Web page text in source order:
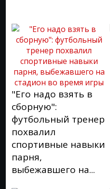
"Его надо взять в
сборную":
футбольный тренер
похвалил
спортивные навыки
парня,
выбежавшего на...